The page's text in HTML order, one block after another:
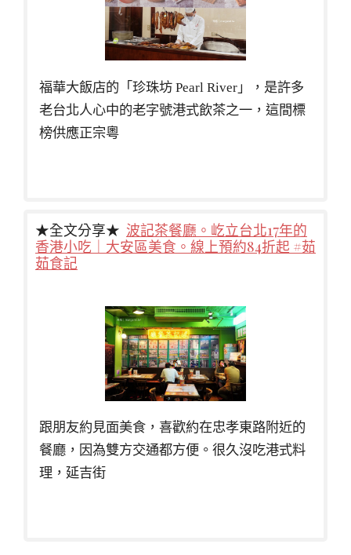
福華大飯店的「珍珠坊 Pearl River」，是許多
老台北人心中的老字號港式飲茶之一，這間標
榜供應正宗粵
★全文分享★ 波記茶餐廳。屹立台北17年的
香港小吃｜大安區美食。線上預約84折起 #茹
茹食記
跟朋友約見面美食，喜歡約在忠孝東路附近的
餐廳，因為雙方交通都方便。很久沒吃港式料
理，延吉街